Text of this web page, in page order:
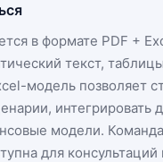
в формате PDF +
текст,
модель позволяет
интегрировать
модели.
для консультаций